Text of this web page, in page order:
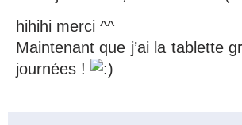
hihihi merci ^^
Maintenant que j’ai la tablette
journées !